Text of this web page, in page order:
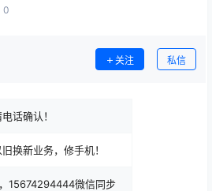
0
关注 私信
话确认！
换新业务，修手机！
15674294444微信同步